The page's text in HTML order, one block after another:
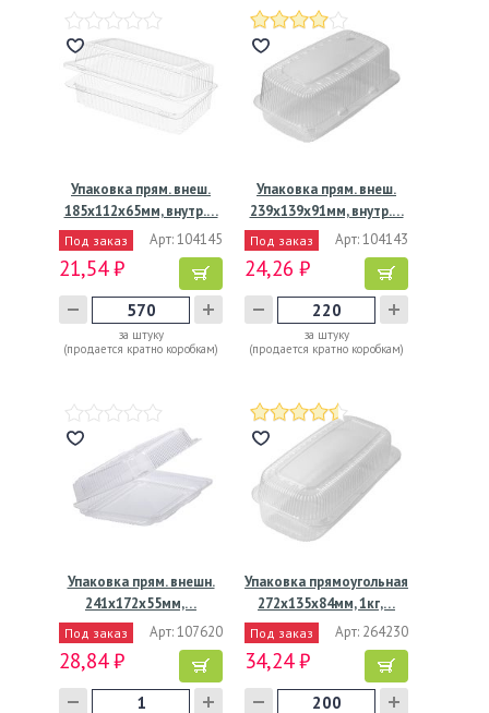
Упаковка прям. внеш.
185х112х65мм, внутр.…
Под заказ Арт: 104145
21,54 ₽
за штуку
(продается кратно коробкам)
Упаковка прям. внеш.
239х139х91мм, внутр.…
Под заказ Арт: 104143
24,26 ₽
за штуку
(продается кратно коробкам)
Упаковка прям. внешн.
241x172x55мм,…
Под заказ Арт: 107620
28,84 ₽
Упаковка прямоугольная
272x135x84мм, 1кг,…
Под заказ Арт: 264230
34,24 ₽